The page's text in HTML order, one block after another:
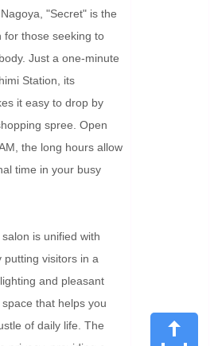
"Secret" is the
for those seeking to
Just a one-minute
Station, its
it easy to drop by
spree. Open
the long hours allow
time in your busy
is unified with
putting visitors in a
and pleasant
that helps you
of daily life. The